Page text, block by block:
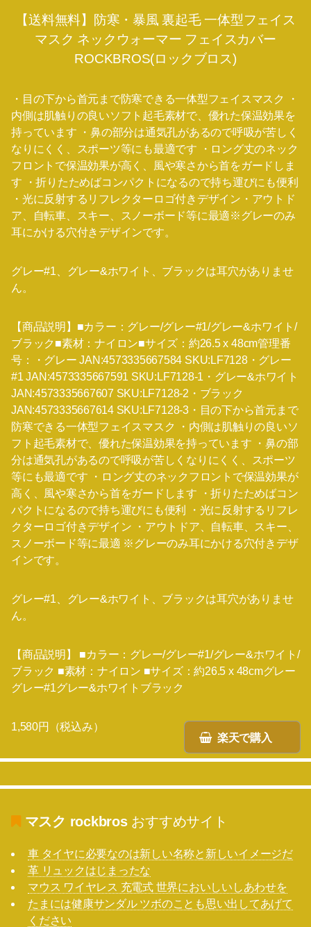
【送料無料】防寒・暴風 裏起毛 一体型フェイス
マスク ネックウォーマー フェイスカバー
ROCKBROS(ロックブロス)
・目の下から首元まで防寒できる一体型フェイスマスク ・
内側は肌触りの良いソフト起毛素材で、優れた保温効果を
持っています ・鼻の部分は通気孔があるので呼吸が苦しく
なりにくく、スポーツ等にも最適です ・ロング丈のネック
フロントで保温効果が高く、風や寒さから首をガードしま
す ・折りたためばコンパクトになるので持ち運びにも便利
・光に反射するリフレクターロゴ付きデザイン・アウトド
ア、自転車、スキー、スノーボード等に最適※グレーのみ
耳にかける穴付きデザインです。
グレー#1、グレー&ホワイト、ブラックは耳穴がありませ
ん。
【商品説明】■カラー：グレー/グレー#1/グレー&ホワイト/
ブラック■素材：ナイロン■サイズ：約26.5 x 48cm管理番
号：・グレー JAN:4573335667584 SKU:LF7128・グレー
#1 JAN:4573335667591 SKU:LF7128-1・グレー&ホワイト
JAN:4573335667607 SKU:LF7128-2・ブラック
JAN:4573335667614 SKU:LF7128-3・目の下から首元まで
防寒できる一体型フェイスマスク ・内側は肌触りの良いソ
フト起毛素材で、優れた保温効果を持っています ・鼻の部
分は通気孔があるので呼吸が苦しくなりにくく、スポーツ
等にも最適です ・ロング丈のネックフロントで保温効果が
高く、風や寒さから首をガードします ・折りたためばコン
パクトになるので持ち運びにも便利 ・光に反射するリフレ
クターロゴ付きデザイン ・アウトドア、自転車、スキー、
スノーボード等に最適 ※グレーのみ耳にかける穴付きデザ
インです。
グレー#1、グレー&ホワイト、ブラックは耳穴がありませ
ん。
【商品説明】 ■カラー：グレー/グレー#1/グレー&ホワイト/
ブラック ■素材：ナイロン ■サイズ：約26.5 x 48cmグレー
グレー#1グレー&ホワイトブラック
楽天で購入
1,580円（税込み）
マスク rockbrosおすすめサイト
車 タイヤに必要なのは新しい名称と新しいイメージだ
革 リュックはじまったな
マウス ワイヤレス 充電式 世界においしいしあわせを
たまには健康サンダル ツボのことも思い出してあげて
ください